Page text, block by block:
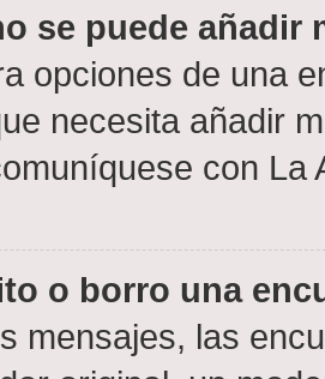
se puede añadir
opciones de una
necesita añadir
con La
o borro una
mensajes, las